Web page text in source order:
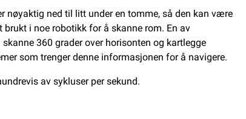
nøyaktig ned til litt under en tomme, så den kan være
i noe robotikk for å skanne rom. En av
360 grader over horisonten og kartlegge
som trenger denne informasjonen for å navigere.
av sykluser per sekund.